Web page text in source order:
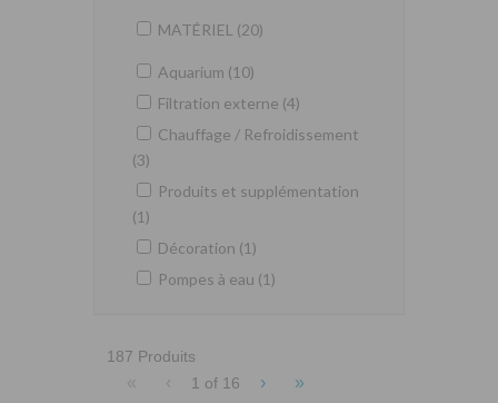
MATÉRIEL (20)
Aquarium (10)
Filtration externe (4)
Chauffage / Refroidissement
(3)
Produits et supplémentation
(1)
Décoration (1)
Pompes à eau (1)
187 Produits
« ‹ 1 of 16 › »